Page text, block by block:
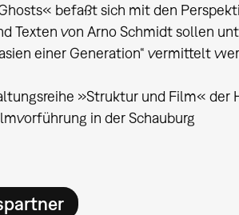
befaßt sich mit den
Texten von Arno Schmidt sollen
einer Generation“ vermittelt
»Struktur und Film« der
in der Schauburg